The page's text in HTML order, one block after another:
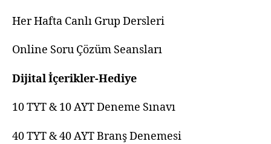
Her Hafta Canlı Grup Dersleri
Online Soru Çözüm Seansları
Dijital İçerikler-Hediye
10 TYT & 10 AYT Deneme Sınavı
40 TYT & 40 AYT Branş Denemesi